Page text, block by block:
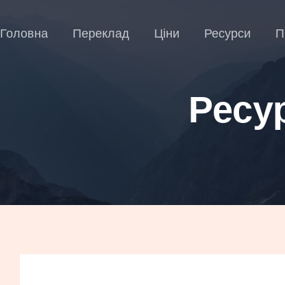
Головна Переклад Ціни Ресурси